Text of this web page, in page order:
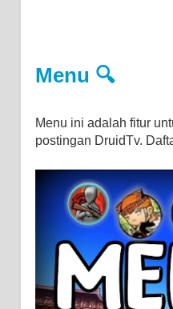
Menu 🔍
Menu ini adalah fitur
postingan DruidTv.